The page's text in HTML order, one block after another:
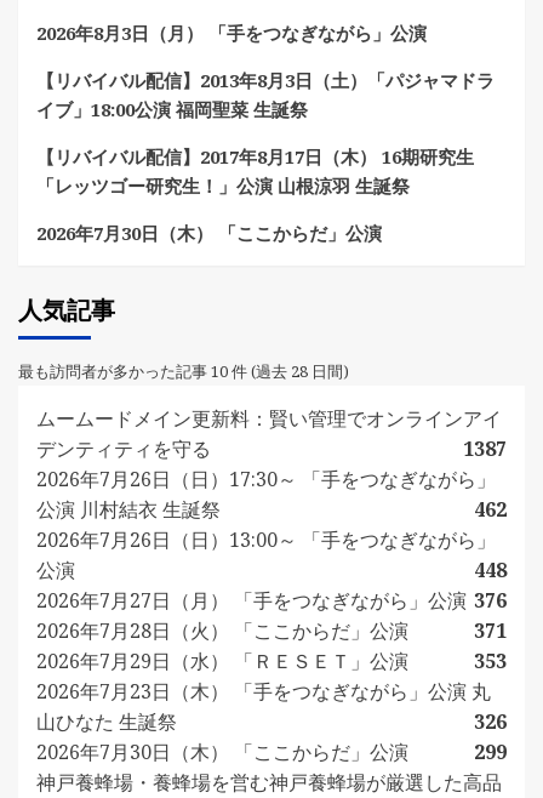
2026年8月3日（月） 「手をつなぎながら」公演
【リバイバル配信】2013年8月3日（土）「パジャマドラ
イブ」18:00公演 福岡聖菜 生誕祭
【リバイバル配信】2017年8月17日（木） 16期研究生
「レッツゴー研究生！」公演 山根涼羽 生誕祭
2026年7月30日（木） 「ここからだ」公演
人気記事
最も訪問者が多かった記事 10 件 (過去 28 日間)
ムームードメイン更新料：賢い管理でオンラインアイ
デンティティを守る
1387
2026年7月26日（日）17:30～ 「手をつなぎながら」
公演 川村結衣 生誕祭
462
2026年7月26日（日）13:00～ 「手をつなぎながら」
公演
448
2026年7月27日（月） 「手をつなぎながら」公演 376
2026年7月28日（火） 「ここからだ」公演
371
2026年7月29日（水） 「ＲＥＳＥＴ」公演
353
2026年7月23日（木） 「手をつなぎながら」公演 丸
山ひなた 生誕祭
326
2026年7月30日（木） 「ここからだ」公演
299
神戸養蜂場・養蜂場を営む神戸養蜂場が厳選した高品